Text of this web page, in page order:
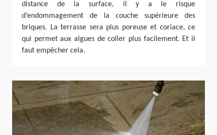
distance de la surface, il y a le risque
d’endommagement de la couche supérieure des
briques. La terrasse sera plus poreuse et coriace, ce
qui permet aux algues de coller plus facilement. Et il
faut empêcher cela.